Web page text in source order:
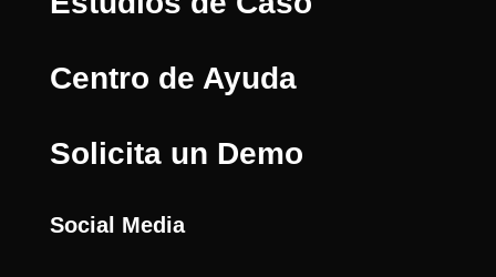
Centro de Ayuda
Solicita un Demo
Social Media